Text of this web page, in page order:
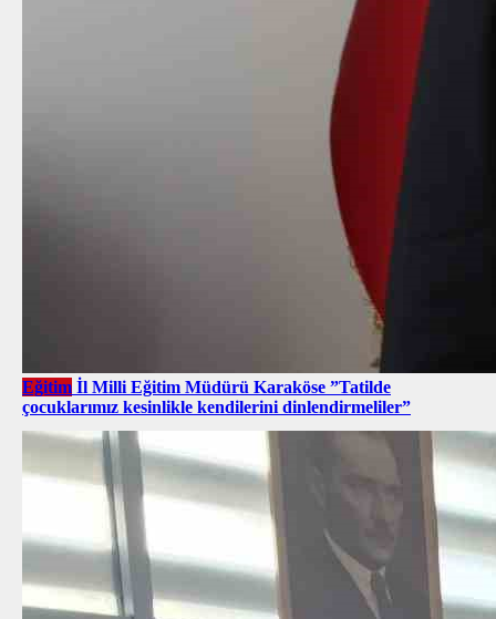
Eğitim İl Milli Eğitim Müdürü Karaköse ”Tatilde
çocuklarımız kesinlikle kendilerini dinlendirmeliler”